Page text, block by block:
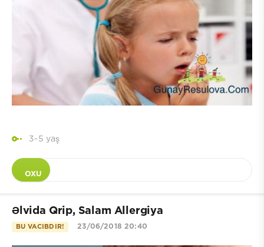
3-5 yaş
OXU
Əlvida Qrip, Salam Allergiya
BU VACIBDIR! 23/06/2018 20:40